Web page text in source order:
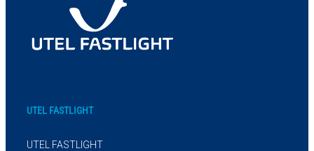
UTEL FASTLIGHT
UTEL FASTLIGHT